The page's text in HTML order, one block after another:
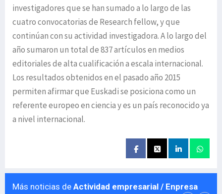
investigadores que se han sumado a lo largo de las
cuatro convocatorias de Research fellow, y que
continúan con su actividad investigadora. A lo largo del
año sumaron un total de 837 artículos en medios
editoriales de alta cualificación a escala internacional.
Los resultados obtenidos en el pasado año 2015
permiten afirmar que Euskadi se posiciona como un
referente europeo en ciencia y es un país reconocido ya
a nivel internacional.
Más noticias de Actividad empresarial / Enpresa